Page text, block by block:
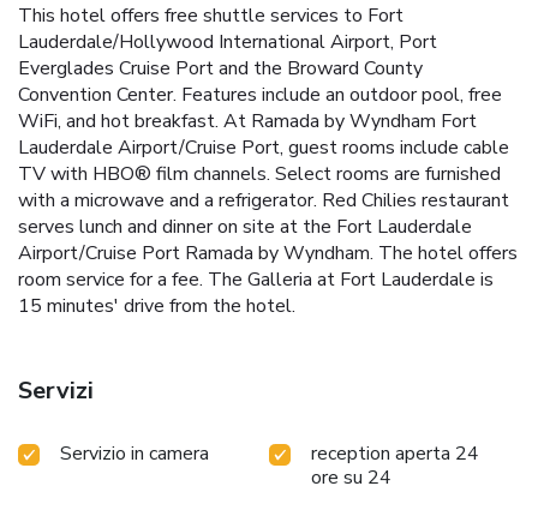
This hotel offers free shuttle services to Fort
Lauderdale/Hollywood International Airport, Port
Everglades Cruise Port and the Broward County
Convention Center. Features include an outdoor pool, free
WiFi, and hot breakfast. At Ramada by Wyndham Fort
Lauderdale Airport/Cruise Port, guest rooms include cable
TV with HBO® film channels. Select rooms are furnished
with a microwave and a refrigerator. Red Chilies restaurant
serves lunch and dinner on site at the Fort Lauderdale
Airport/Cruise Port Ramada by Wyndham. The hotel offers
room service for a fee. The Galleria at Fort Lauderdale is
15 minutes' drive from the hotel.
Servizi
Servizio in camera
reception aperta 24
ore su 24